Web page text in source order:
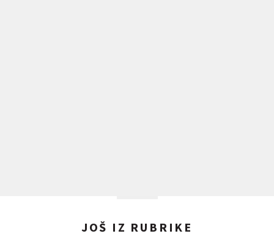
JOŠ IZ RUBRIKE